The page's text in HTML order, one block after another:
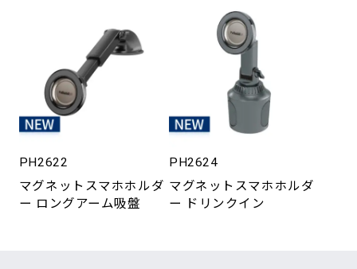
PH2622
マグネットスマホホルダ
ー ロングアーム吸盤
PH2624
マグネットスマホホルダ
ー ドリンクイン